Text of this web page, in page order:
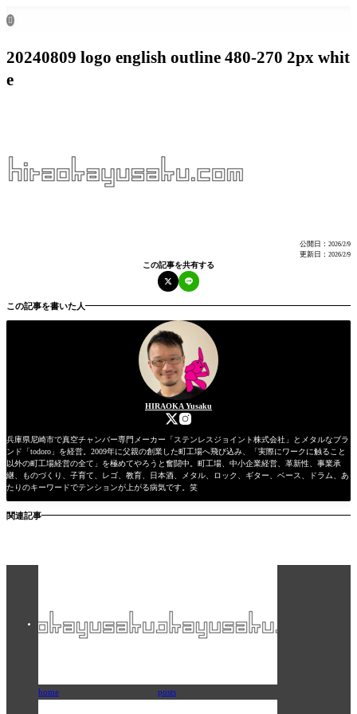

20240809 logo english outline 480-270 2px whit
e
公開日： 2026/2/9
更新日： 2026/2/9
この記事を共有する
この記事を書いた人
HIRAOKA Yusaku
兵庫県尼崎市で真空チャンバー専門メーカー「ステンレスジョイント株式会社」とメタルなブラ
ンド「todoro」を経営。2009年に父親の創業した町工場へ飛び込み、「実際にワークに触ること
以外の町工場経営の全て」を極めてやろうと奮闘中。町工場、中小企業経営、革新性、事業承
継、ものづくり、子育て、レゴ、教育、日本酒、メタル、ロック、ギター、ベース、ドラム、あ
たりのキーワードでテンションが上がる病気です。笑
関連記事
home posts